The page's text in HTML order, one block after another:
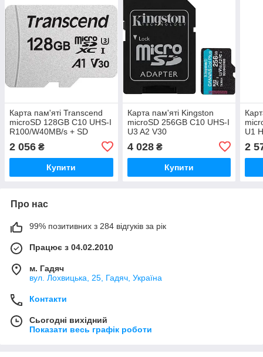
Карта пам'яті Transcend
microSD 128GB C10 UHS-I
R100/W40MB/s + SD
2 056 ₴
Купити
Карта пам'яті Kingston
microSD 256GB C10 UHS-I
U3 A2 V30
4 028₴
Купити
U1
2
Про нас
99% позитивних з 284 відгуків за рік
Працює з 04.02.2010
м. Гадяч
вул. Лохвицька, 25, Гадяч, Україна
Контакти
Сьогодні вихідний
Показати весь графік роботи